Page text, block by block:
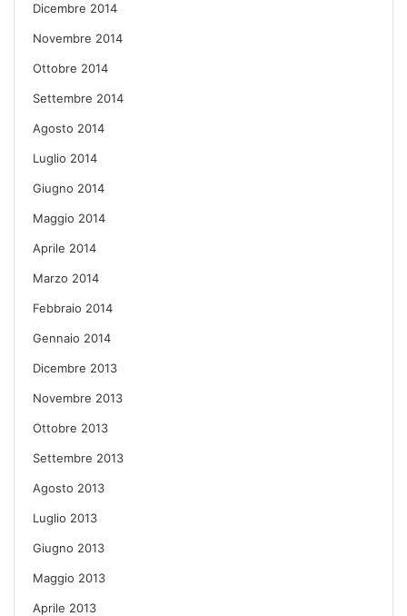
Dicembre 2014
Novembre 2014
Ottobre 2014
Settembre 2014
Agosto 2014
Luglio 2014
Giugno 2014
Maggio 2014
Aprile 2014
Marzo 2014
Febbraio 2014
Gennaio 2014
Dicembre 2013
Novembre 2013
Ottobre 2013
Settembre 2013
Agosto 2013
Luglio 2013
Giugno 2013
Maggio 2013
Aprile 2013